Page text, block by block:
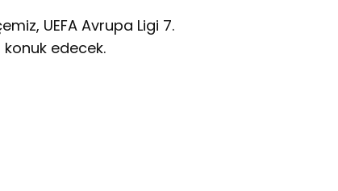
UEFA Avrupa Ligi 7.
konuk edecek.